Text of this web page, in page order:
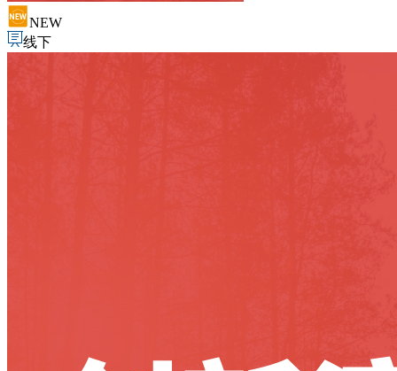
NEW
线下